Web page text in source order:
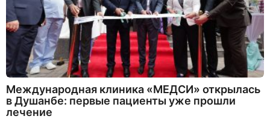
Международная клиника «МЕДСИ» открылась
в Душанбе: первые пациенты уже прошли
лечение